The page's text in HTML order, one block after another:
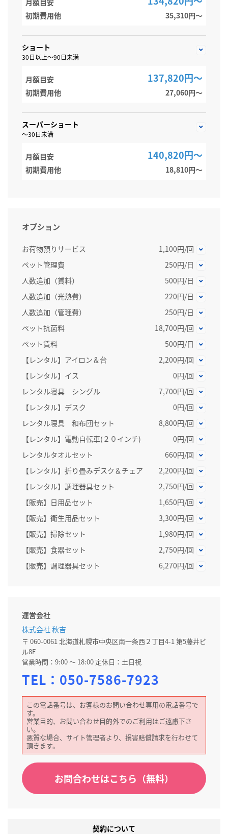
初期費用他 35,310円〜
ショート
30日以上～90日未満
月額目安 137,820円～
初期費用他 27,060円〜
スーパーショート
～30日未満
月額目安 140,820円～
初期費用他 18,810円〜
オプション
お荷物預りサービス
1,100円/回
ペット管理費
250円/日
人数追加（賃料）
500円/日
人数追加（光熱費）
220円/日
人数追加（管理費）
250円/日
ペット抗菌料
18,700円/回
ペット賃料
500円/日
【レンタル】アイロン＆台
2,200円/回
【レンタル】イス
0円/回
レンタル寝具 シングル
7,700円/回
【レンタル】デスク
0円/回
レンタル寝具 和布団セット
8,800円/回
【レンタル】電動自転車(２０インチ)
0円/回
レンタルタオルセット
660円/回
【レンタル】折り畳みデスク＆チェア
2,200円/回
【レンタル】調理器具セット
2,750円/回
【販売】日用品セット
1,650円/回
【販売】衛生用品セット
3,300円/回
【販売】掃除セット
1,980円/回
【販売】食器セット
2,750円/回
【販売】調理器具セット
6,270円/回
運営会社
株式会社 秋吉
〒 060-0061 北海道札幌市中央区南一条西２丁目4-1 第5藤井ビ
ル8F
営業時間：9:00 〜 18:00 定休日：土日祝
TEL： 050-7586-7923
この電話番号は、お客様のお問い合わせ専用の電話番号で
す。
営業目的、お問い合わせ目的外でのご利用はご遠慮下さ
い。
悪質な場合、サイト管理者より、損害賠償請求を行わせて
頂きます。
お問合わせはこちら（無料）
契約について